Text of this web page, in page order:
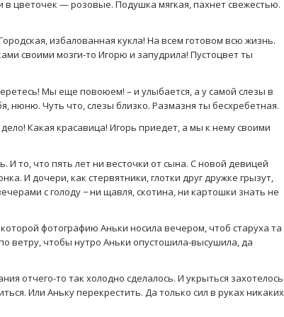
в цветочек — розовые. Подушка мягкая, пахнет свежестью.
избалованная кукла! На всем готовом всю жизнь.
своими мозги-то Игорю и запудрила! Пустоцвет ты
Мы еще повоюем! – и улыбается, а у самой слезы в
нюню. Чуть что, слезы близко. Размазня ты бесхребетная.
Какая красавица! Игорь приедет, а мы к нему своими
И то, что пять лет ни весточки от сына. С новой девицей
И дочери, как стервятники, глотки друг дружке грызут,
с голоду − ни щавля, скотина, ни картошки знать не
фотографию Аньки носила вечером, чтоб старуха та
ветру, чтобы нутро Аньки опустошила-высушила, да
отчего-то так холодно сделалось. И укрыться захотелось
Или Аньку перекрестить. Да только сил в руках